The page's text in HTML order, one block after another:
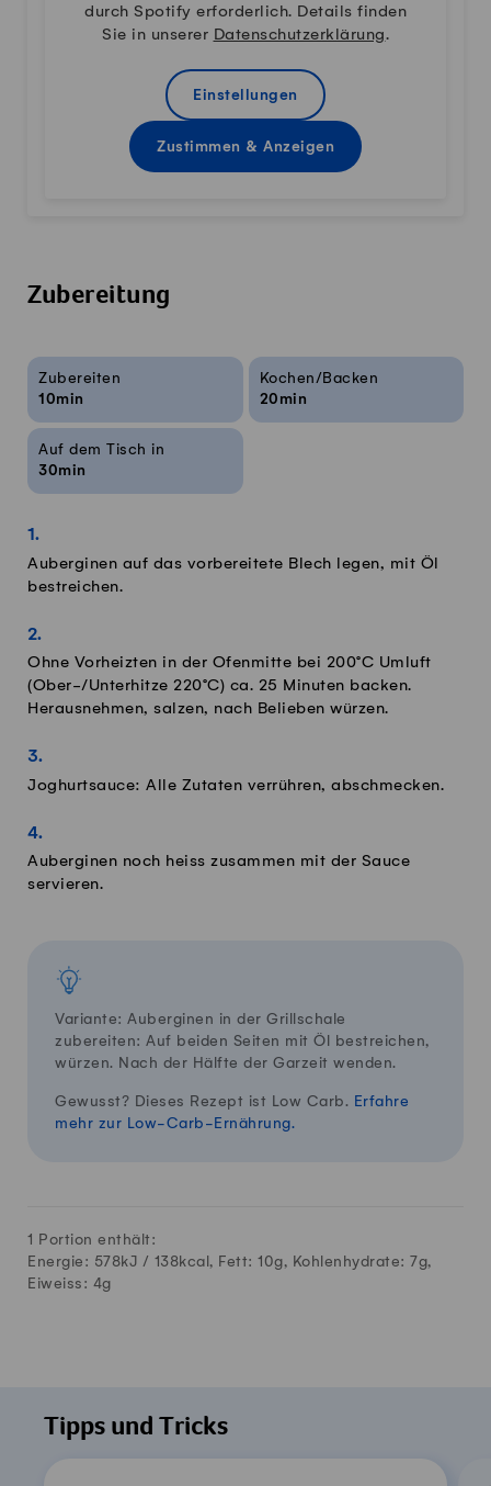
durch Spotify erforderlich. Details finden
Sie in unserer Datenschutzerklärung.
Einstellungen
Zustimmen & Anzeigen
Zubereitung
Rezeptinfos
Zubereiten
10min
Kochen/Backen
20min
Auf dem Tisch in
30min
Auberginen auf das vorbereitete Blech legen, mit Öl
bestreichen.
Ohne Vorheizten in der Ofenmitte bei 200°C Umluft
(Ober-/Unterhitze 220°C) ca. 25 Minuten backen.
Herausnehmen, salzen, nach Belieben würzen.
Joghurtsauce: Alle Zutaten verrühren, abschmecken.
Auberginen noch heiss zusammen mit der Sauce
servieren.
Variante: Auberginen in der Grillschale
zubereiten: Auf beiden Seiten mit Öl bestreichen,
würzen. Nach der Hälfte der Garzeit wenden.
Gewusst? Dieses Rezept ist Low Carb. Erfahre
mehr zur Low-Carb-Ernährung.
1 Portion enthält:
Energie: 578kJ / 138kcal, Fett: 10g, Kohlenhydrate: 7g,
Eiweiss: 4g
Tipps und Tricks